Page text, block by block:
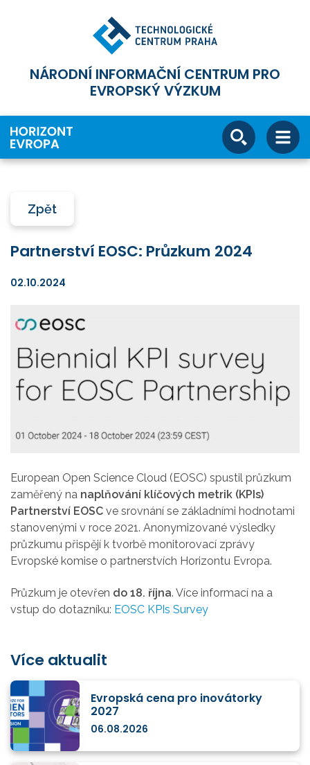
NÁRODNÍ INFORMAČNÍ CENTRUM PRO
EVROPSKÝ VÝZKUM
Zpět
Partnerství EOSC: Průzkum 2024
02.10.2024
European Open Science Cloud (EOSC) spustil průzkum
zaměřený na naplňování klíčových metrik (KPIs)
Partnerství EOSC ve srovnání se základními hodnotami
stanovenými v roce 2021. Anonymizované výsledky
průzkumu přispějí k tvorbě monitorovací zprávy
Evropské komise o partnerstvích Horizontu Evropa.
Průzkum je otevřen do 18. října. Více informací na a
vstup do dotazníku: EOSC KPIs Survey
Více aktualit
Evropská cena pro inovátorky
2027
06.08.2026